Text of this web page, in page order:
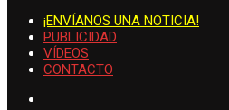
¡ENVÍANOS UNA NOTICIA!
PUBLICIDAD
VÍDEOS
CONTACTO